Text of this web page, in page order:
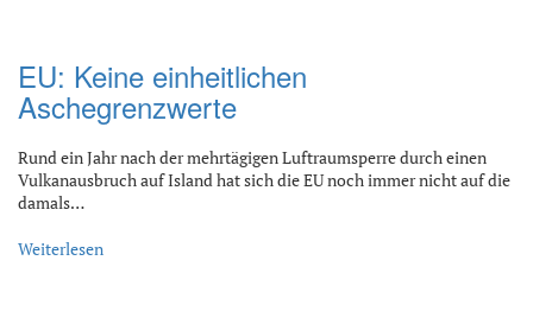
EU: Keine einheitlichen
Aschegrenzwerte
Rund ein Jahr nach der mehrtägigen Luftraumsperre durch einen
Vulkanausbruch auf Island hat sich die EU noch immer nicht auf die
damals…
Weiterlesen